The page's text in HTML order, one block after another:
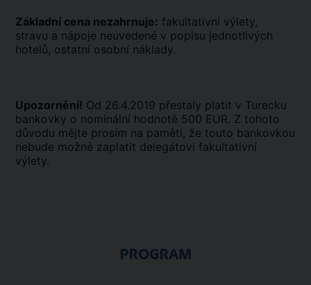
Základní cena nezahrnuje: fakultativní výlety,
stravu a nápoje neuvedené v popisu jednotlivých
hotelů, ostatní osobní náklady.
Upozornění! Od 26.4.2019 přestaly platit v Turecku
bankovky o nominální hodnotě 500 EUR. Z tohoto
důvodu mějte prosím na paměti, že touto bankovkou
nebude možné zaplatit delegátovi fakultativní
výlety.
PROGRAM